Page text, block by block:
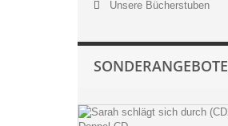
Unsere Bücherstuben
SONDERANGEBOTE